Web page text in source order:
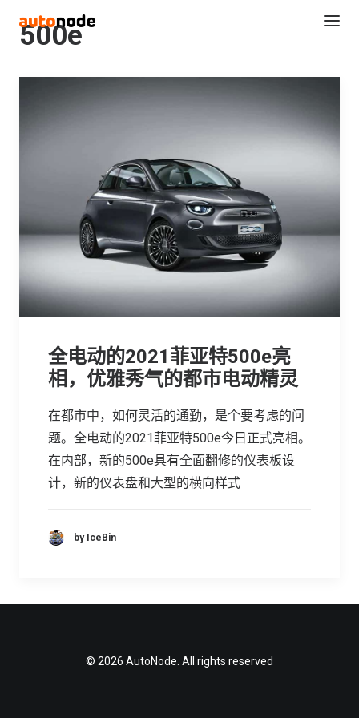
Search
500e
全电动的2021菲亚特500e亮
相，优雅秀气的都市电动精灵
在都市中，如何灵活的通勤，是个要考虑的问
题。全电动的2021菲亚特500e今日正式亮相。
在内部，新的500e具有全面翻修的仪表板设
计，新的仪表盘和大型的横向样式
by IceBin
© 2026 AutoNode. All rights reserved